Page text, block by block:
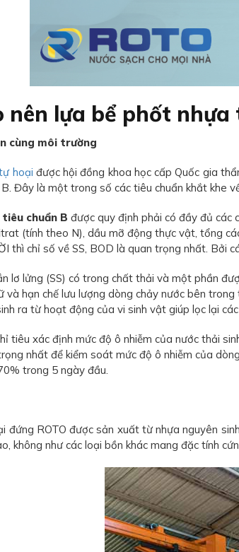
nên lựa bể phốt
cùng môi trường
hoại được hội đồng khoa học cấp Quốc gia
Đây là một trong số các tiêu chuẩn khắt khe
chuẩn B được quy định phải có đầy đủ các
(tính theo N), dầu mỡ động thực vật, tổng
thì chỉ số về SS, BOD là quan trọng nhất. Bởi
lơ lửng (SS) có trong chất thải và một phần
và hạn chế lưu lượng dòng chảy nước bên
ra từ hoạt động của vi sinh vật giúp lọc lại
tiêu xác định mức độ ô nhiễm của nước thải
nhất để kiểm soát mức độ ô nhiễm của
trong 5 ngày đầu.
đứng ROTO được sản xuất từ nhựa nguyên
không như các loại bồn khác mang đặc tính